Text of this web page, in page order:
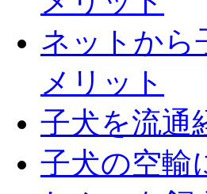
ネットから
メリット
子犬を流通
子犬の空輸